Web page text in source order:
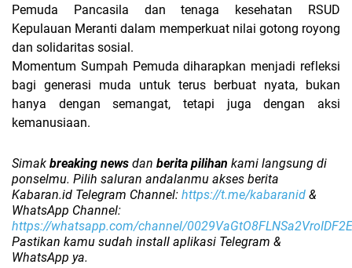
Pemuda Pancasila dan tenaga kesehatan RSUD
Kepulauan Meranti dalam memperkuat nilai gotong royong
dan solidaritas sosial.
Momentum Sumpah Pemuda diharapkan menjadi refleksi
bagi generasi muda untuk terus berbuat nyata, bukan
hanya dengan semangat, tetapi juga dengan aksi
kemanusiaan.
Simak breaking news dan berita pilihan kami langsung di
ponselmu. Pilih saluran andalanmu akses berita
Kabaran.id Telegram Channel: https://t.me/kabaranid &
WhatsApp Channel:
https://whatsapp.com/channel/0029VaGtO8FLNSa2VroIDF2E
Pastikan kamu sudah install aplikasi Telegram &
WhatsApp ya.